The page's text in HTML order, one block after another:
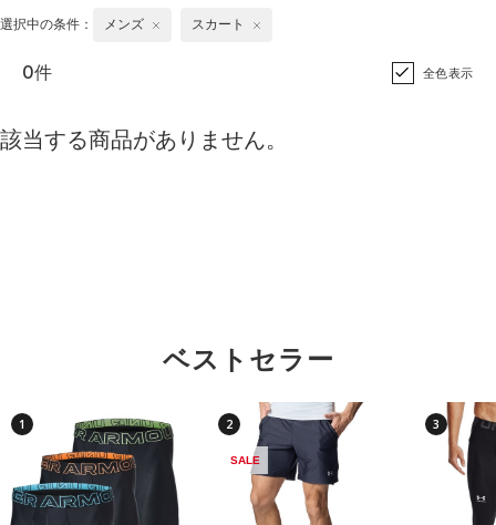
選択中の条件： メンズ スカート
0件 全色表示
該当する商品がありません。
ベストセラー
1 2
SALE
3